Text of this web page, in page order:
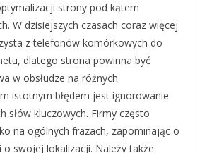
strony pod kątem
W dzisiejszych czasach coraz więcej
z telefonów komórkowych do
dlatego strona powinna być
w obsłudze na różnych
istotnym błędem jest ignorowanie
słów kluczowych. Firmy często
na ogólnych frazach, zapominając o
swojej lokalizacji. Należy także